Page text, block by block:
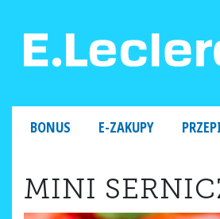
BONUS E-ZAKUPY
MINI